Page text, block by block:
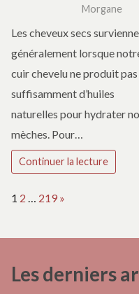
Morgane
Les cheveux secs
généralement lorsque
cuir chevelu ne produit pas
suffisamment d’huiles
naturelles pour hydrater
mèches. Pour…
Continuer la lecture
Page:
1 2 … 219 Next
»
Les derniers